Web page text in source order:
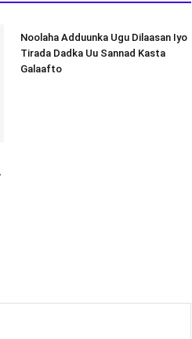
Noolaha Adduunka Ugu Dilaasan Iyo
Tirada Dadka Uu Sannad Kasta
Galaafto